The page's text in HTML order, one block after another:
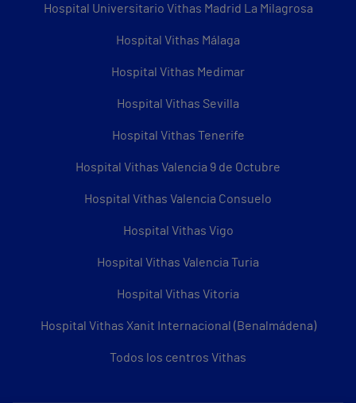
Hospital Universitario Vithas Madrid La Milagrosa
Hospital Vithas Málaga
Hospital Vithas Medimar
Hospital Vithas Sevilla
Hospital Vithas Tenerife
Hospital Vithas Valencia 9 de Octubre
Hospital Vithas Valencia Consuelo
Hospital Vithas Vigo
Hospital Vithas Valencia Turia
Hospital Vithas Vitoria
Hospital Vithas Xanit Internacional (Benalmádena)
Todos los centros Vithas